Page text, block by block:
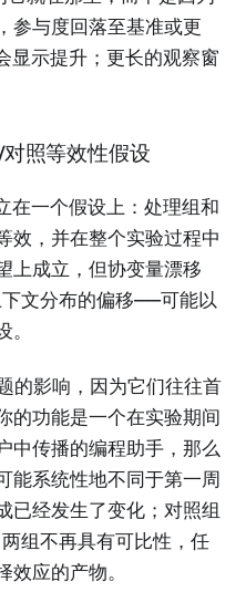
参与度回落至基准或更
显示提升；更长的观察窗
照等效性假设
在一个假设上：处理组和
效，并在整个实验过程中
上成立，但协变量漂移
文分布的偏移——可能以
的影响，因为它们往往首
的功能是一个在实验期间
中传播的编程助手，那么
能系统性地不同于第一周
已经发生了变化；对照组
组不再具有可比性，任
应的产物。